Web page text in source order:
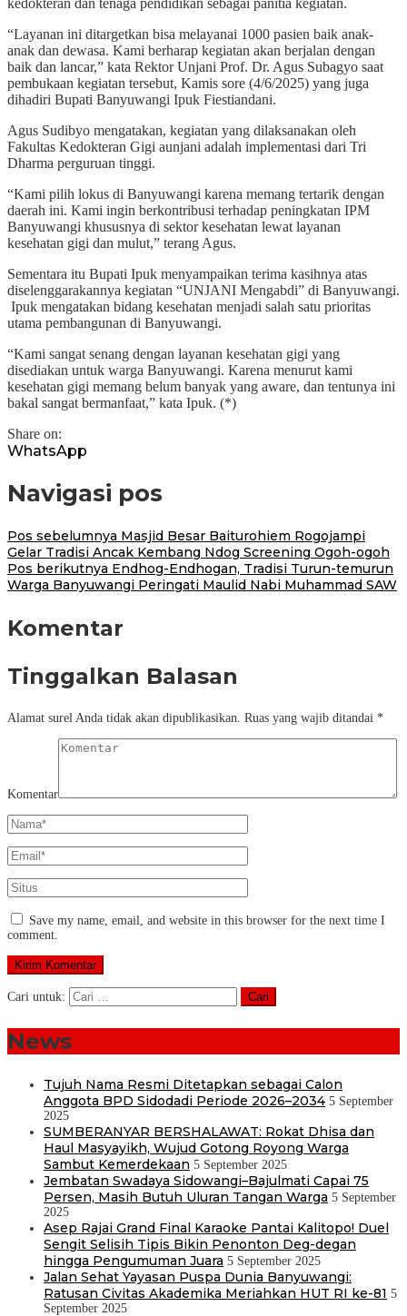
“Layanan ini ditargetkan bisa melayanai 1000 pasien baik anak-
anak dan dewasa. Kami berharap kegiatan akan berjalan dengan
baik dan lancar,” kata Rektor Unjani Prof. Dr. Agus Subagyo saat
pembukaan kegiatan tersebut, Kamis sore (4/6/2025) yang juga
dihadiri Bupati Banyuwangi Ipuk Fiestiandani.
Agus Sudibyo mengatakan, kegiatan yang dilaksanakan oleh
Fakultas Kedokteran Gigi aunjani adalah implementasi dari Tri
Dharma perguruan tinggi.
“Kami pilih lokus di Banyuwangi karena memang tertarik dengan
daerah ini. Kami ingin berkontribusi terhadap peningkatan IPM
Banyuwangi khususnya di sektor kesehatan lewat layanan
kesehatan gigi dan mulut,” terang Agus.
Sementara itu Bupati Ipuk menyampaikan terima kasihnya atas
diselenggarakannya kegiatan “UNJANI Mengabdi” di Banyuwangi.
Ipuk mengatakan bidang kesehatan menjadi salah satu prioritas
utama pembangunan di Banyuwangi.
“Kami sangat senang dengan layanan kesehatan gigi yang
disediakan untuk warga Banyuwangi. Karena menurut kami
kesehatan gigi memang belum banyak yang aware, dan tentunya ini
bakal sangat bermanfaat,” kata Ipuk. (*)
Share on:
WhatsApp
Navigasi pos
Pos sebelumnya Masjid Besar Baiturohiem Rogojampi
Gelar Tradisi Ancak Kembang Ndog Screening Ogoh-ogoh
Pos berikutnya Endhog-Endhogan, Tradisi Turun-temurun
Warga Banyuwangi Peringati Maulid Nabi Muhammad SAW
Komentar
Tinggalkan Balasan
Alamat surel Anda tidak akan dipublikasikan. Ruas yang wajib ditandai *
Komentar
Save my name, email, and website in this browser for the next time I
comment.
Cari untuk:
News
Tujuh Nama Resmi Ditetapkan sebagai Calon
Anggota BPD Sidodadi Periode 2026–2034 5 September
2025
SUMBERANYAR BERSHALAWAT: Rokat Dhisa dan
Haul Masyayikh, Wujud Gotong Royong Warga
Sambut Kemerdekaan 5 September 2025
Jembatan Swadaya Sidowangi–Bajulmati Capai 75
Persen, Masih Butuh Uluran Tangan Warga 5 September
2025
Asep Rajai Grand Final Karaoke Pantai Kalitopo! Duel
Sengit Selisih Tipis Bikin Penonton Deg-degan
hingga Pengumuman Juara 5 September 2025
Jalan Sehat Yayasan Puspa Dunia Banyuwangi:
Ratusan Civitas Akademika Meriahkan HUT RI ke-81 5
September 2025